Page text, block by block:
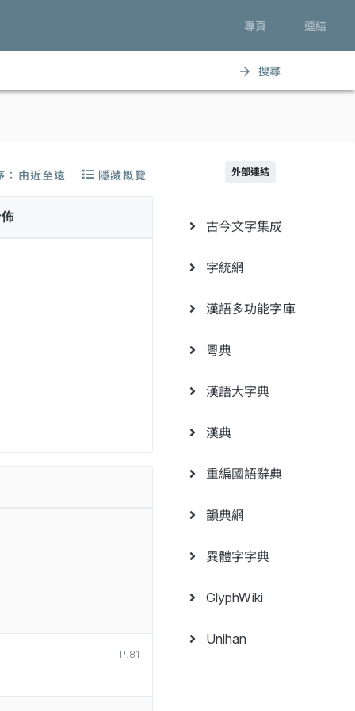
專頁 連結
arrow_forward 搜尋
：由近至遠 隱藏概覽
P.81
外部連結
古今文字集成
字統網
漢語多功能字庫
粵典
漢語大字典
漢典
重編國語辭典
韻典網
異體字字典
GlyphWiki
Unihan